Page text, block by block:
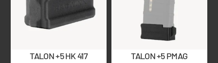
TALON +5 HK 417
TALON +5 PMAG